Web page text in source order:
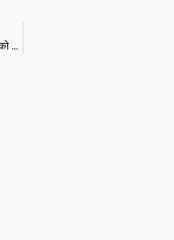
विवाहिता अपने कथित प्रेमी के साथ पति होटल में मिली, पत्नी छत से कूदकर फरार, प्रेमी को पुलिस के हवाले किया गया